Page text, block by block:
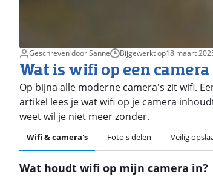
Geschreven door Sanne Bijgewerkt op18 maart
Wat is wifi op een
Op bijna alle moderne camera's zit wifi.
artikel lees je wat wifi op je camera
weet wil je niet meer zonder.
Wifi & camera's Foto's delen Veilig
Wat houdt wifi op mijn camera in?